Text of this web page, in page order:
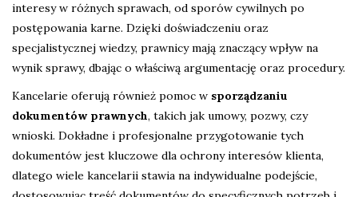
interesy w różnych sprawach, od sporów cywilnych po
postępowania karne. Dzięki doświadczeniu oraz
specjalistycznej wiedzy, prawnicy mają znaczący wpływ na
wynik sprawy, dbając o właściwą argumentację oraz procedury.
Kancelarie oferują również pomoc w sporządzaniu
dokumentów prawnych, takich jak umowy, pozwy, czy
wnioski. Dokładne i profesjonalne przygotowanie tych
dokumentów jest kluczowe dla ochrony interesów klienta,
dlatego wiele kancelarii stawia na indywidualne podejście,